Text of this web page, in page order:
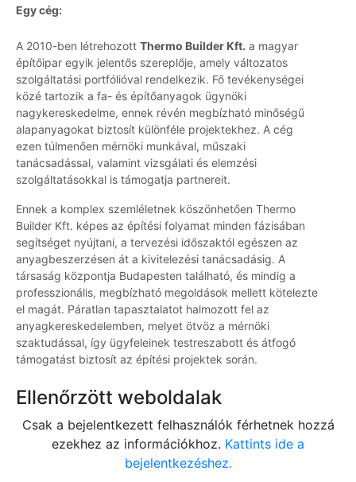
Egy cég:
A 2010-ben létrehozott Thermo Builder Kft. a magyar
építőipar egyik jelentős szereplője, amely változatos
szolgáltatási portfólióval rendelkezik. Fő tevékenységei
közé tartozik a fa- és építőanyagok ügynöki
nagykereskedelme, ennek révén megbízható minőségű
alapanyagokat biztosít különféle projektekhez. A cég
ezen túlmenően mérnöki munkával, műszaki
tanácsadással, valamint vizsgálati és elemzési
szolgáltatásokkal is támogatja partnereit.
Ennek a komplex szemléletnek köszönhetően Thermo
Builder Kft. képes az építési folyamat minden fázisában
segítséget nyújtani, a tervezési időszaktól egészen az
anyagbeszerzésen át a kivitelezési tanácsadásig. A
társaság központja Budapesten található, és mindig a
professzionális, megbízható megoldások mellett kötelezte
el magát. Páratlan tapasztalatot halmozott fel az
anyagkereskedelemben, melyet ötvöz a mérnöki
szaktudással, így ügyfeleinek testreszabott és átfogó
támogatást biztosít az építési projektek során.
Ellenőrzött weboldalak
Csak a bejelentkezett felhasználók férhetnek hozzá
ezekhez az információkhoz. Kattints ide a
bejelentkezéshez.